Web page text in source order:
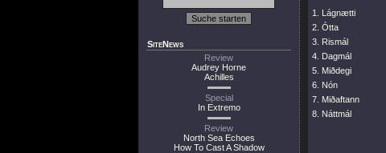
SiteNews
Review
Audrey Horne
Achilles
Special
In Extremo
Review
North Sea Echoes
How To Cast A Shadow
1. Lágnætti
2. Ótta
3. Rismál
4. Dagmál
5. Miðdegi
6. Nón
7. Miðaftann
8. Náttmál